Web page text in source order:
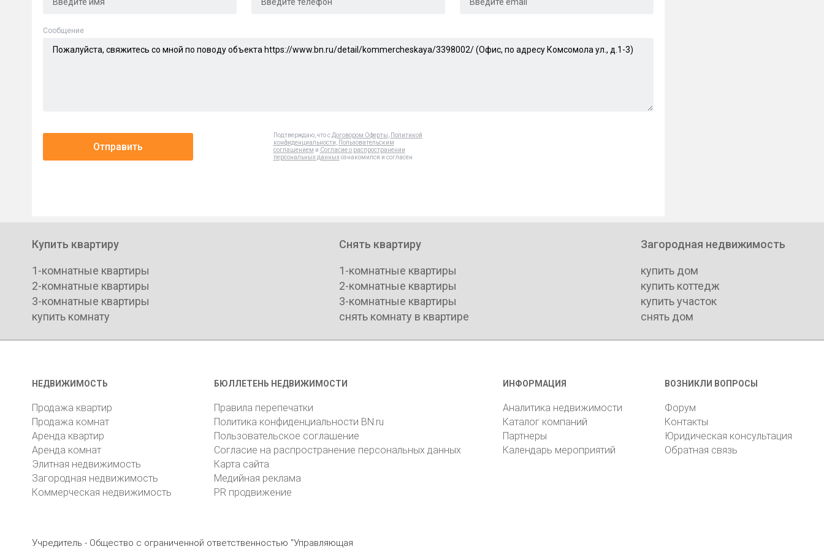
Cообщение
Отправить
Подтверждаю, что с Договором Оферты
Политикой
конфиденциальности
Пользовательским
соглашением и Согласие о распространении
персональных данныхознакомился и согласен
Купить квартиру
1-комнатные квартиры
2-комнатные квартиры
3-комнатные квартиры
купить комнату
Снять квартиру
1-комнатные квартиры
2-комнатные квартиры
3-комнатные квартиры
снять комнату в квартире
Загородная недвижимость
купить дом
купить коттедж
купить участок
снять дом
НЕДВИЖИМОСТЬ
Продажа квартир
Продажа комнат
Аренда квартир
Аренда комнат
Элитная недвижимость
Загородная недвижимость
Коммерческая недвижимость
БЮЛЛЕТЕНЬ НЕДВИЖИМОСТИ
Правила перепечатки
Политика конфиденциальности BN.ru
Пользовательское соглашение
Согласие на распространение персональных данных
Карта сайта
Медийная реклама
PR продвижение
ИНФОРМАЦИЯ
Аналитика недвижимости
Каталог компаний
Партнеры
Календарь мероприятий
ВОЗНИКЛИ ВОПРОСЫ
Форум
Контакты
Юридическая консультация
Обратная связь
Учредитель - Общество с ограниченной ответственностью "Управляющая